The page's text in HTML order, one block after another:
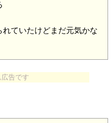
ていたけどまだ元気かな
告です